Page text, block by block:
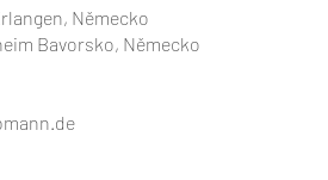
Německo
Bavorsko, Německo